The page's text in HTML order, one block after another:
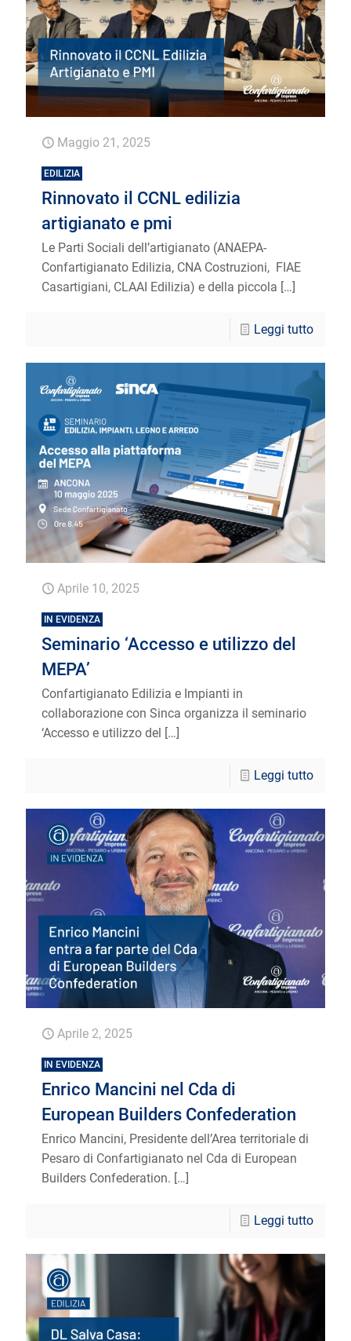
Maggio 21, 2025
EDILIZIA
Rinnovato il CCNL edilizia
artigianato e pmi
Le Parti Sociali dell’artigianato (ANAEPA-
Confartigianato Edilizia, CNA Costruzioni, FIAE
Casartigiani, CLAAI Edilizia) e della piccola […]
Leggi tutto
Aprile 10, 2025
IN EVIDENZA
Seminario ‘Accesso e utilizzo del
MEPA’
Confartigianato Edilizia e Impianti in
collaborazione con Sinca organizza il seminario
‘Accesso e utilizzo del […]
Leggi tutto
Aprile 2, 2025
IN EVIDENZA
Enrico Mancini nel Cda di
European Builders Confederation
Enrico Mancini, Presidente dell’Area territoriale di
Pesaro di Confartigianato nel Cda di European
Builders Confederation. […]
Leggi tutto